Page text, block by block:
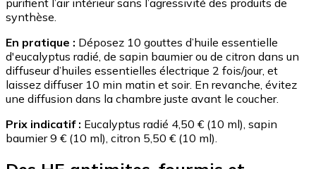
synthèse.
En pratique : Déposez 10 gouttes d’huile essentielle
d'eucalyptus radié, de sapin baumier ou de citron dans un
diffuseur d’huiles essentielles électrique 2 fois/jour, et
laissez diffuser 10 min matin et soir. En revanche, évitez
une diffusion dans la chambre juste avant le coucher.
Prix indicatif : Eucalyptus radié 4,50 € (10 ml), sapin
baumier 9 € (10 ml), citron 5,50 € (10 ml).